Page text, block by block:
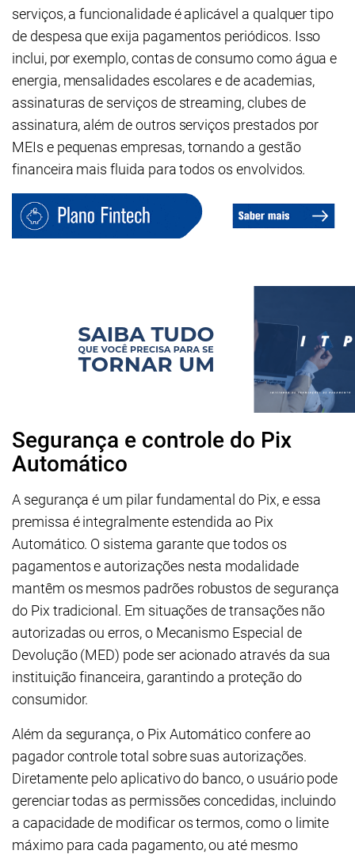
serviços, a funcionalidade é aplicável a qualquer tipo
de despesa que exija pagamentos periódicos. Isso
inclui, por exemplo, contas de consumo como água e
energia, mensalidades escolares e de academias,
assinaturas de serviços de streaming, clubes de
assinatura, além de outros serviços prestados por
MEIs e pequenas empresas, tornando a gestão
financeira mais fluida para todos os envolvidos.
Segurança e controle do Pix
Automático
A segurança é um pilar fundamental do Pix, e essa
premissa é integralmente estendida ao Pix
Automático. O sistema garante que todos os
pagamentos e autorizações nesta modalidade
mantêm os mesmos padrões robustos de segurança
do Pix tradicional. Em situações de transações não
autorizadas ou erros, o Mecanismo Especial de
Devolução (MED) pode ser acionado através da sua
instituição financeira, garantindo a proteção do
consumidor.
Além da segurança, o Pix Automático confere ao
pagador controle total sobre suas autorizações.
Diretamente pelo aplicativo do banco, o usuário pode
gerenciar todas as permissões concedidas, incluindo
a capacidade de modificar os termos, como o limite
máximo para cada pagamento, ou até mesmo